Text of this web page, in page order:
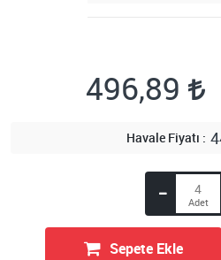
496,89
Havale Fiyatı
Sepete Ekle